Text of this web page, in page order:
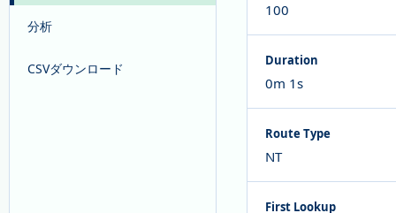
分析
CSVダウンロード
100
Duration
0m 1s
Route Type
NT
First Lookup